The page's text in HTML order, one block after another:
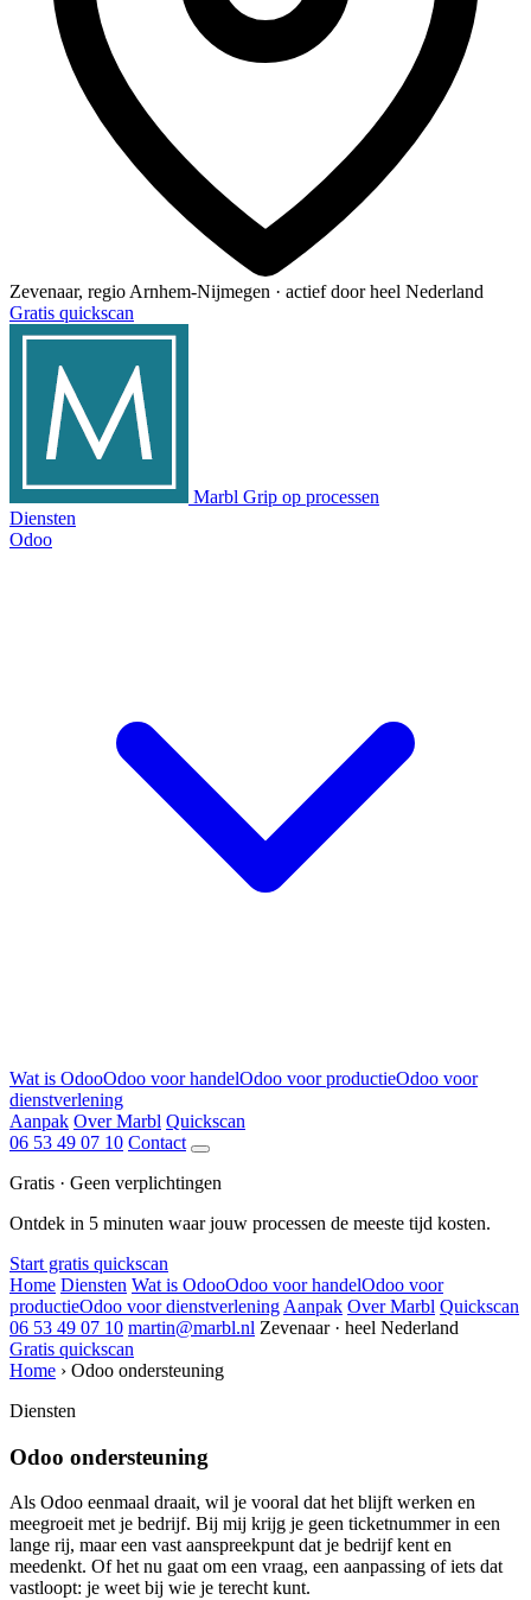
Zevenaar, regio Arnhem-Nijmegen · actief door heel Nederland
Gratis quickscan
Marbl Grip op processen
Diensten
Odoo
Wat is OdooOdoo voor handelOdoo voor productieOdoo voor
dienstverlening
Aanpak Over Marbl Quickscan
06 53 49 07 10 Contact
Gratis · Geen verplichtingen
Ontdek in 5 minuten waar jouw processen de meeste tijd kosten.
Start gratis quickscan
Home Diensten Wat is OdooOdoo voor handelOdoo voor
productieOdoo voor dienstverlening Aanpak Over Marbl Quickscan
06 53 49 07 10 martin@marbl.nl Zevenaar · heel Nederland
Gratis quickscan
Home › Odoo ondersteuning
Diensten
Odoo ondersteuning
Als Odoo eenmaal draait, wil je vooral dat het blijft werken en
meegroeit met je bedrijf. Bij mij krijg je geen ticketnummer in een
lange rij, maar een vast aanspreekpunt dat je bedrijf kent en
meedenkt. Of het nu gaat om een vraag, een aanpassing of iets dat
vastloopt: je weet bij wie je terecht kunt.